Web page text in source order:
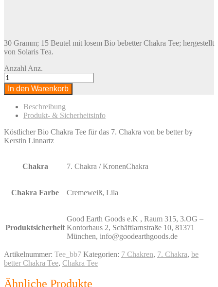
30 Gramm; 15 Beutel mit losem Bio bebetter Chakra Tee; hergestellt
von Solaris Tea.
Anzahl Anz.
In den Warenkorb
Beschreibung
Produkt- & Sicherheitsinfo
Köstlicher Bio Chakra Tee für das 7. Chakra von be better by
Kerstin Linnartz
Chakra 7. Chakra / KronenChakra
Chakra Farbe Cremeweiß, Lila
Produktsicherheit
Good Earth Goods e.K , Raum 315, 3.OG –
Kontorhaus 2, Schäftlarnstraße 10, 81371
München, info@goodearthgoods.de
Artikelnummer: Tee_bb7 Kategorien: 7 Chakren, 7. Chakra, be
better Chakra Tee, Chakra Tee
Ähnliche Produkte